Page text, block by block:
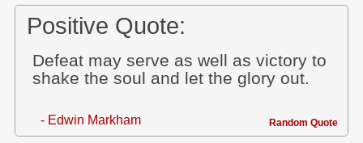
Positive Quote:
Defeat may serve as well as victory to
shake the soul and let the glory out.
- Edwin Markham Random Quote